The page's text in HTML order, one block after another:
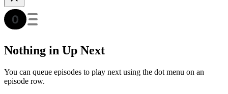
Nothing in Up Next
You can queue episodes to play next using the dot menu on an
episode row.